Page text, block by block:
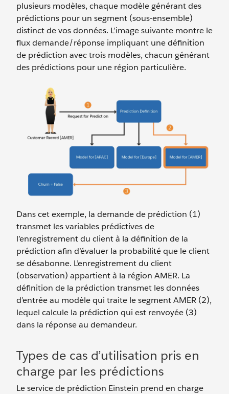
plusieurs modèles, chaque modèle générant des
prédictions pour un segment (sous-ensemble)
distinct de vos données. L’image suivante montre le
flux demande/réponse impliquant une définition
de prédiction avec trois modèles, chacun générant
des prédictions pour une région particulière.
Dans cet exemple, la demande de prédiction (1)
transmet les variables prédictives de
l’enregistrement du client à la définition de la
prédiction afin d’évaluer la probabilité que le client
se désabonne. L’enregistrement du client
(observation) appartient à la région AMER. La
définition de la prédiction transmet les données
d’entrée au modèle qui traite le segment AMER (2),
lequel calcule la prédiction qui est renvoyée (3)
dans la réponse au demandeur.
Types de cas d’utilisation pris en
charge par les prédictions
Le service de prédiction Einstein prend en charge